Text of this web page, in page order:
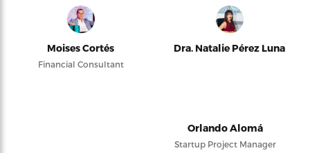
Moises Cortés
Financial Consultant
Dra. Natalie Pérez Luna
Orlando Alomá
Startup Project Manager